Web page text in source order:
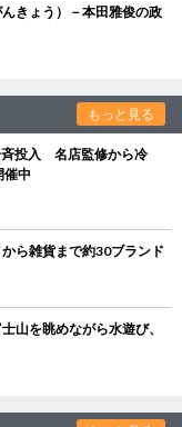
きょう）－本田雅俊の政
もっと見る
斉投入 名店監修から冷
催中
ら雑貨まで約30ブランド
山を眺めながら水遊び、